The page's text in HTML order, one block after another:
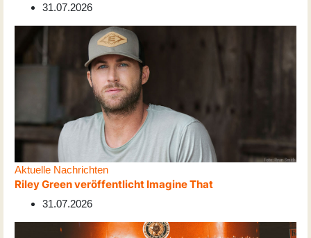
31.07.2026
Aktuelle Nachrichten
Riley Green veröffentlicht Imagine That
31.07.2026